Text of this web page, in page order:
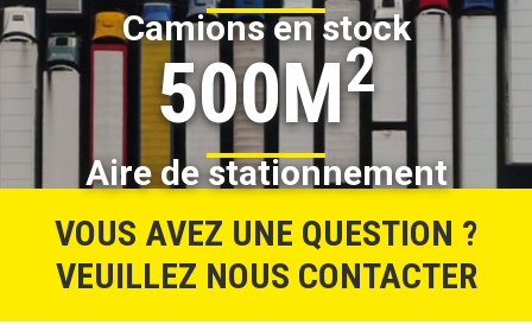
Camions en stock
500M2
Aire de stationnement
VOUS AVEZ UNE QUESTION ?
VEUILLEZ NOUS CONTACTER